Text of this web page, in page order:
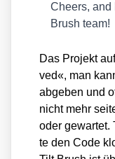
Che­ers, and
Brush team!
Das Pro­jekt
ved«, man
abge­ben und
nicht mehr
oder gewar­tet.
te den Code